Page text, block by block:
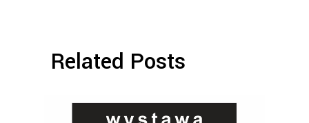
Related Posts